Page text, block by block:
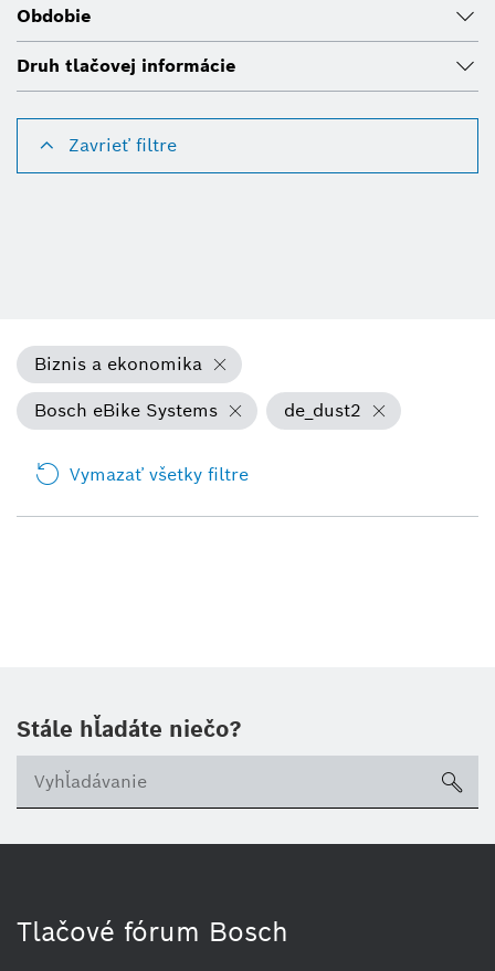
Obdobie
Druh tlačovej informácie
Zavrieť filtre
Biznis a ekonomika
Bosch eBike Systems
de_dust2
Vymazať všetky filtre
Stále hľadáte niečo?
Tlačové fórum Bosch